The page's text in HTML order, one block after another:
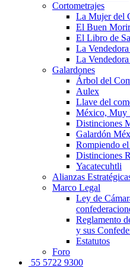
Cortometrajes
La Mujer del
El Buen Morir
El Libro de
La
La
Galardones
Árbol del
Aulex
Llave del
México, Muy
Distinciones
Galardón
Rompiendo
Distinciones
Yacatecuhtli
Alianzas
Marco Legal
Ley de
Reglamento
y sus
Estatutos
Foro
55 5722 9300